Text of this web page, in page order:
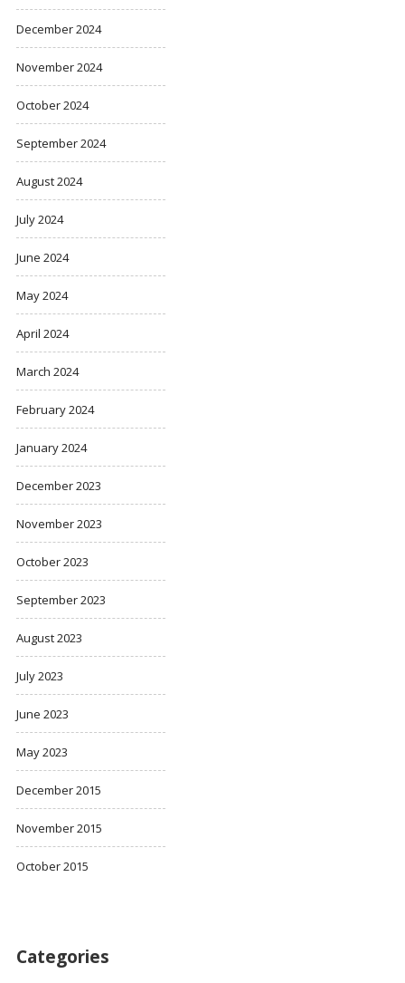
December 2024
November 2024
October 2024
September 2024
August 2024
July 2024
June 2024
May 2024
April 2024
March 2024
February 2024
January 2024
December 2023
November 2023
October 2023
September 2023
August 2023
July 2023
June 2023
May 2023
December 2015
November 2015
October 2015
Categories